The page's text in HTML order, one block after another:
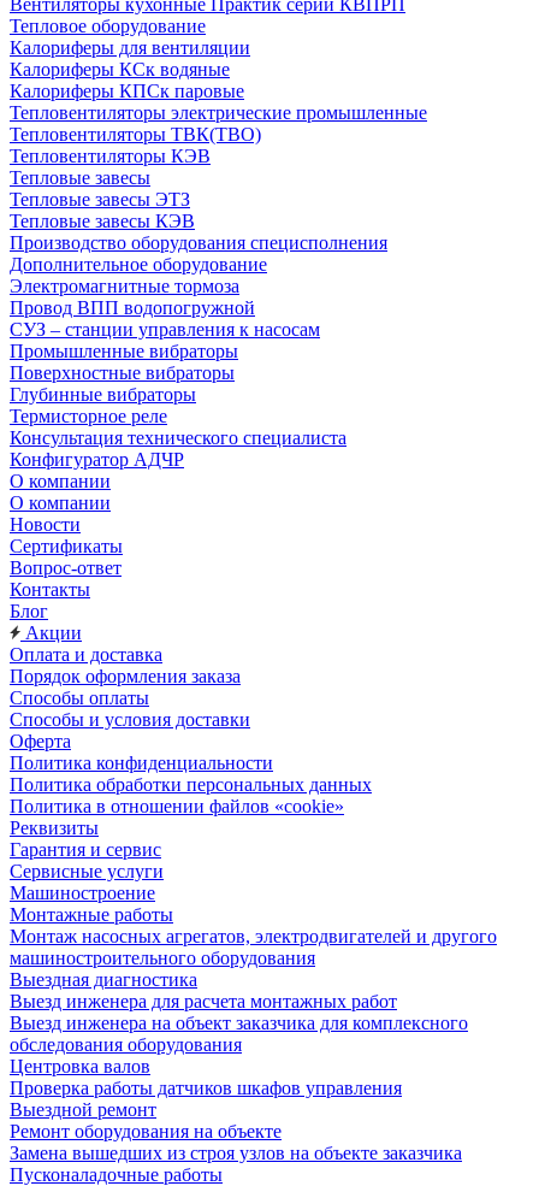
Вентиляторы кухонные Практик серии КВПРП
Тепловое оборудование
Калориферы для вентиляции
Калориферы КСк водяные
Калориферы КПСк паровые
Тепловентиляторы электрические промышленные
Тепловентиляторы ТВК(ТВО)
Тепловентиляторы КЭВ
Тепловые завесы
Тепловые завесы ЭТЗ
Тепловые завесы КЭВ
Производство оборудования специсполнения
Дополнительное оборудование
Электромагнитные тормоза
Провод ВПП водопогружной
СУЗ – станции управления к насосам
Промышленные вибраторы
Поверхностные вибраторы
Глубинные вибраторы
Термисторное реле
Консультация технического специалиста
Конфигуратор АДЧР
О компании
О компании
Новости
Сертификаты
Вопрос-ответ
Контакты
Блог
Акции
Оплата и доставка
Порядок оформления заказа
Способы оплаты
Способы и условия доставки
Оферта
Политика конфиденциальности
Политика обработки персональных данных
Политика в отношении файлов «cookie»
Реквизиты
Гарантия и сервис
Сервисные услуги
Машиностроение
Монтажные работы
Монтаж насосных агрегатов, электродвигателей и другого
машиностроительного оборудования
Выездная диагностика
Выезд инженера для расчета монтажных работ
Выезд инженера на объект заказчика для комплексного
обследования оборудования
Центровка валов
Проверка работы датчиков шкафов управления
Выездной ремонт
Ремонт оборудования на объекте
Замена вышедших из строя узлов на объекте заказчика
Пусконаладочные работы